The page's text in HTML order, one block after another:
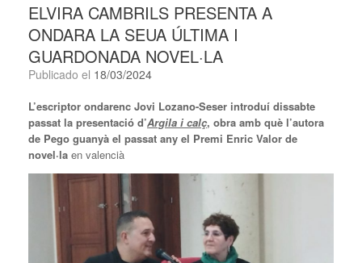
ELVIRA CAMBRILS PRESENTA A
ONDARA LA SEUA ÚLTIMA I
GUARDONADA NOVEL·LA
Publicado el 18/03/2024
L’escriptor ondarenc Jovi Lozano-Seser introduí dissabte
passat la presentació d’Argila i calç, obra amb què l’autora
de Pego guanyà el passat any el Premi Enric Valor de
novel·la en valencià